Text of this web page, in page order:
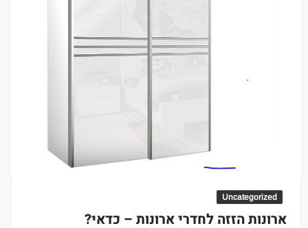
Uncategorized
ארונות הזזה לחדרי ארונות – כדאי?